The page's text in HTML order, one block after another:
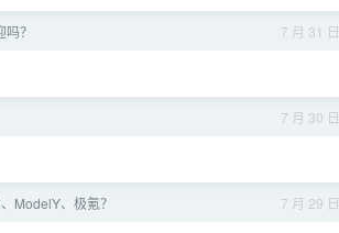
7 月 31 日
？
7 月 30 日
7 月 29 日
ModelY、极氪？